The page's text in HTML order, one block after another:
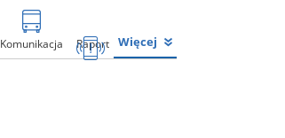
Komunikacja Raport Więcej